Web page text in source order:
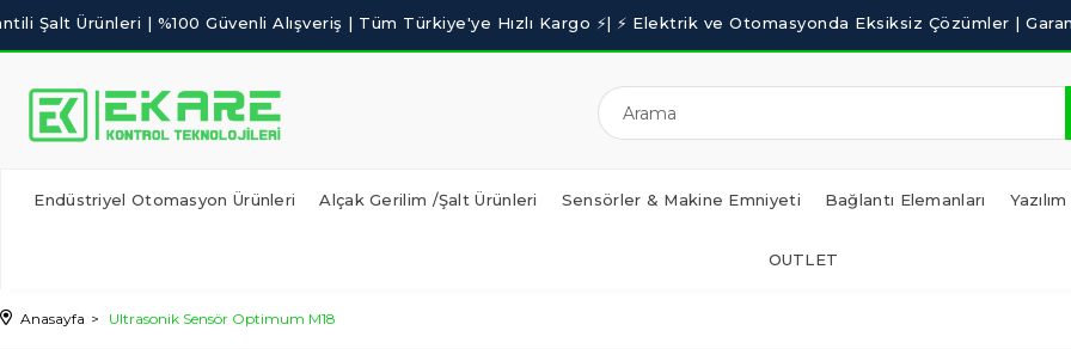
Endüstriyel Otomasyon Ürünleri Alçak Gerilim /Şalt Ürünleri Sensörler & Makine Emniyeti Bağlantı Elemanları
OUTLET
Anasayfa Ultrasonik Sensör Optimum M18